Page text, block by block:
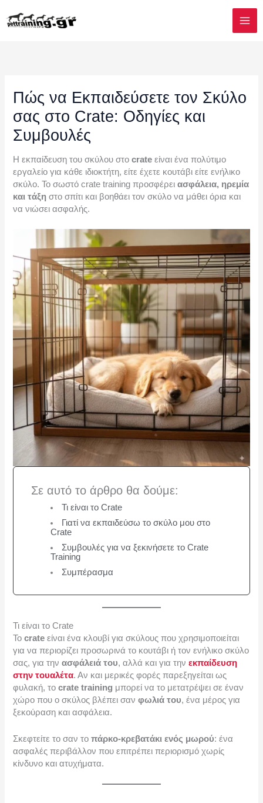
στο
περιεχόμενο
Πώς να Εκπαιδεύσετε τον Σκύλο
σας στο Crate: Οδηγίες και
Συμβουλές
Η εκπαίδευση του σκύλου στοcrate είναι ένα πολύτιμο
εργαλείο για κάθε ιδιοκτήτη, είτε έχετε κουτάβι είτε ενήλικο
σκύλο. Το σωστό crate training προσφέρειασφάλεια, ηρεμία
και τάξη στο σπίτι και βοηθάει τον σκύλο να μάθει όρια και
να νιώσει ασφαλής.
Σε αυτό το άρθρο θα δούμε:
Τι είναι το Crate
Γιατί να εκπαιδεύσω το σκύλο μου στο
Crate
Συμβουλές για να ξεκινήσετε το Crate
Training
Συμπέρασμα
Τι είναι το Crate
Τοcrate είναι ένα κλουβί για σκύλους που χρησιμοποιείται
για να περιορίζει προσωρινά το κουτάβι ή τον ενήλικο σκύλο
σας, για τηνασφάλειά του, αλλά και για τηνεκπαίδευση
στην τουαλέτα. Αν και μερικές φορές παρεξηγείται ως
φυλακή, τοcrate training μπορεί να το μετατρέψει σε έναν
χώρο που ο σκύλος βλέπει σανφωλιά του, ένα μέρος για
ξεκούραση και ασφάλεια.
Σκεφτείτε το σαν τοπάρκο-κρεβατάκι ενός μωρού: ένα
ασφαλές περιβάλλον που επιτρέπει περιορισμό χωρίς
κίνδυνο και ατυχήματα.